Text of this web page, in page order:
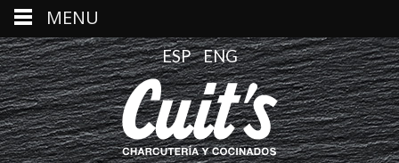
ESP ENG
MENU